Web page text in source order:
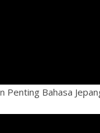
Penting Bahasa